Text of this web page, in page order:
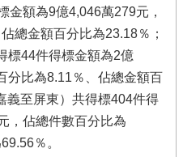
金額為9億4,046萬279元，
總金額百分比為23.18％；
標44件得標金額為2億
分比為8.11％、佔總金額百
義至屏東）共得標404件得
，佔總件數百分比為
％。